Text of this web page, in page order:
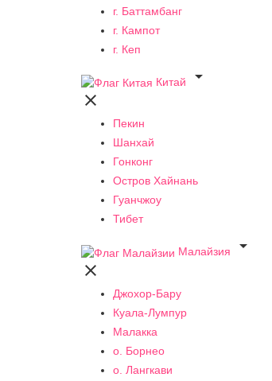
г. Баттамбанг
г. Кампот
г. Кеп
Китай


Пекин
Шанхай
Гонконг
Остров Хайнань
Гуанчжоу
Тибет
Малайзия


Джохор-Бару
Куала-Лумпур
Малакка
о. Борнео
о. Лангкави